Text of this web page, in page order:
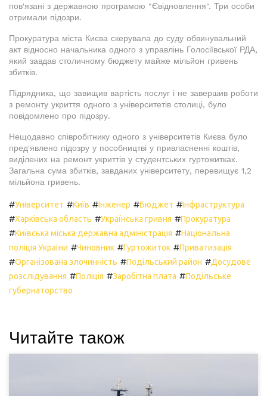
пов'язані з державною програмою "Євідновлення". Три особи
отримали підозри.
Прокуратура міста Києва скерувала до суду обвинувальний
акт відносно начальника одного з управлінь Голосіївської РДА,
який завдав столичному бюджету майже мільйон гривень
збитків.
Підрядника, що завищив вартість послуг і не завершив роботи
з ремонту укриття одного з університетів столиці, було
повідомлено про підозру.
Нещодавно співробітнику одного з університетів Києва було
пред'явлено підозру у пособництві у привласненні коштів,
виділених на ремонт укриттів у студентських гуртожитках.
Загальна сума збитків, завданих університету, перевищує 1,2
мільйона гривень.
#Університет #Київ #Інженер #Бюджет #Інфраструктура
#Харківська область #Українська гривня #Прокуратура
#Київська міська державна адміністрація #Національна
поліція України #Чиновник #Гуртожиток #Приватизація
#Організована злочинність #Подільський район #Досудове
розслідування #Поліція #Заробітна плата #Подільське
губернаторство
Читайте також